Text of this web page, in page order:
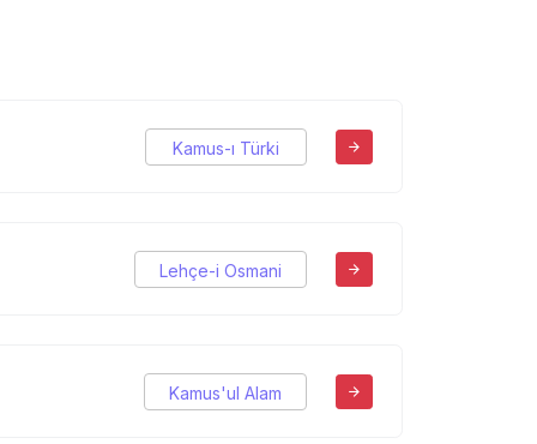
Kamus-ı Türki
Lehçe-i Osmani
Kamus'ul Alam